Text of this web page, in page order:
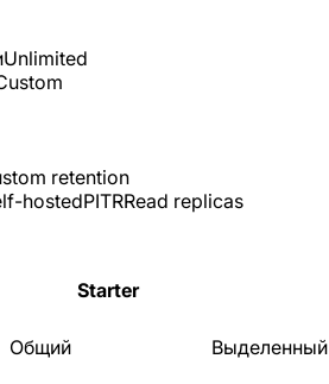
Unlimited
retention
hostedPITRRead replicas
Starter
Общий Выделенный